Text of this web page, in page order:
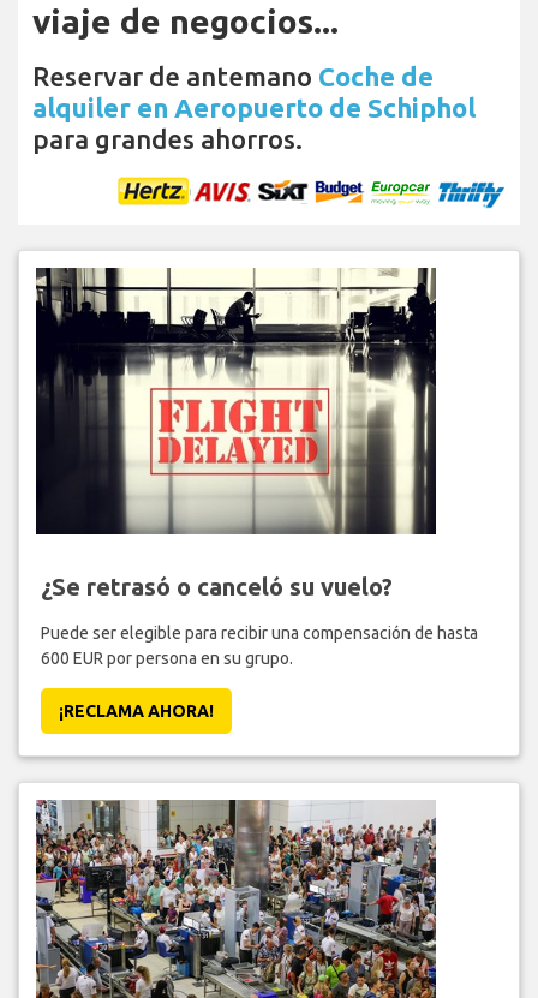
viaje de negocios...
Reservar de antemano Coche de
alquiler en Aeropuerto de Schiphol
para grandes ahorros.
¿Se retrasó o canceló su vuelo?
Puede ser elegible para recibir una compensación de hasta
600 EUR por persona en su grupo.
¡RECLAMA AHORA!